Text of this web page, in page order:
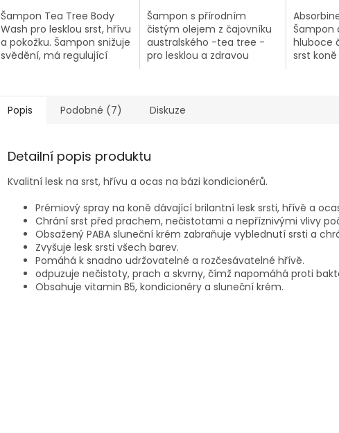
Šampon Tea Tree Body
Wash pro lesklou srst, hřívu
a pokožku. Šampon snižuje
svědění, má regulující
zdravé, hedvábné a lesklé.
Šampon s přírodním
čistým olejem z čajovníku
australského -tea tree -
pro lesklou a zdravou
Šampon
hluboce
srst
Popis Podobné (7) Diskuze
Detailní popis produktu
Kvalitní lesk na srst, hřívu a ocas na bázi kondicionérů.
Prémiový spray na koně dávající brilantní lesk srsti, hřívě a
Chrání srst před prachem, nečistotami a nepříznivými vlivy
Obsažený PABA sluneční krém zabraňuje vyblednutí srsti a
Zvyšuje lesk srsti všech barev.
Pomáhá k snadno udržovatelné a rozčesávatelné hřívě.
odpuzuje nečistoty, prach a skvrny, čímž napomáhá proti
Obsahuje vitamin B5, kondicionéry a sluneční krém.